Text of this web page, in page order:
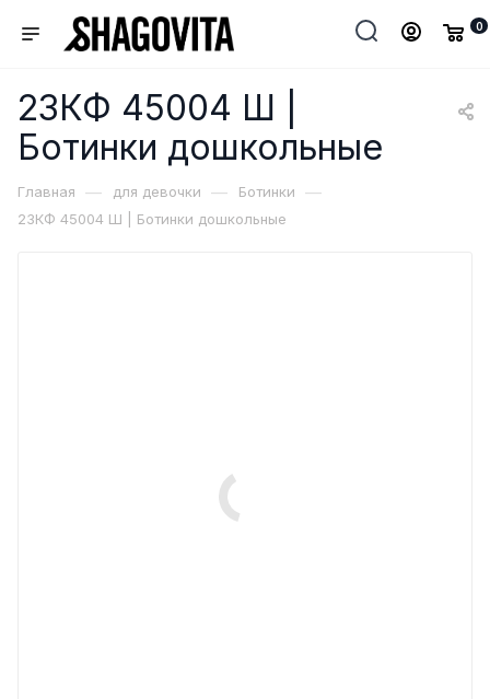
0
23КФ 45004 Ш |
Ботинки дошкольные
Главная — для девочки — Ботинки —
23КФ 45004 Ш | Ботинки дошкольные